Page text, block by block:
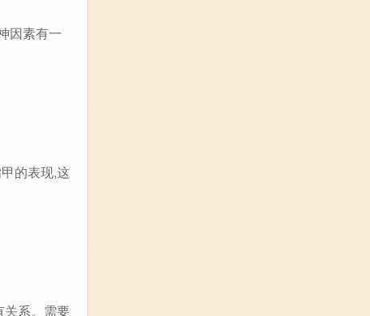
因素有一
的表现,这
关系。需要